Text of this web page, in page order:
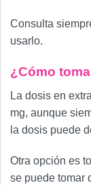
Consulta
usarlo.
¿Cómo
La dosis en
mg, aunque
la dosis puede
Otra opción es
se puede tomar